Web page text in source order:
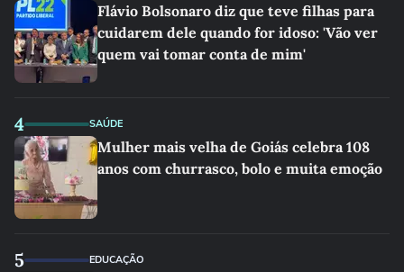
Flávio Bolsonaro diz que teve filhas para
cuidarem dele quando for idoso: 'Vão ver
quem vai tomar conta de mim'
4 SAÚDE
Mulher mais velha de Goiás celebra 108
anos com churrasco, bolo e muita emoção
5 EDUCAÇÃO